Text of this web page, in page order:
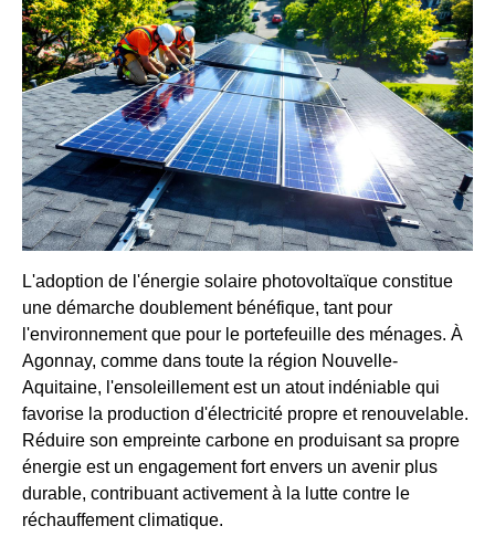
L'adoption de l'énergie solaire photovoltaïque constitue
une démarche doublement bénéfique, tant pour
l'environnement que pour le portefeuille des ménages. À
Agonnay, comme dans toute la région Nouvelle-
Aquitaine, l'ensoleillement est un atout indéniable qui
favorise la production d'électricité propre et renouvelable.
Réduire son empreinte carbone en produisant sa propre
énergie est un engagement fort envers un avenir plus
durable, contribuant activement à la lutte contre le
réchauffement climatique.